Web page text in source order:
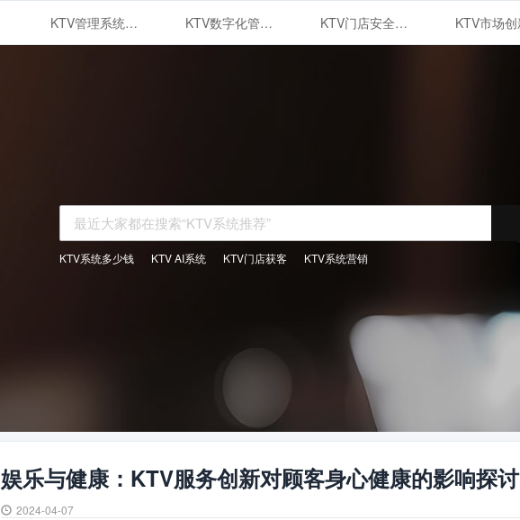
KTV管理系统的智能化运用与优势 KTV数字化管理系统 KTV门店安全管理体系建设
KTV系统多少钱 KTV AI系统 KTV门店获客 KTV系统营销
娱乐与健康：KTV服务创新对顾客身心健康的影响探讨
2024-04-07